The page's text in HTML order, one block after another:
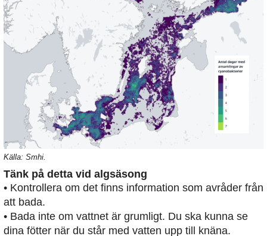
Källa: Smhi.
Tänk på detta vid algsäsong
• Kontrollera om det finns information som avråder från
att bada.
• Bada inte om vattnet är grumligt. Du ska kunna se
dina fötter när du står med vatten upp till knäna.